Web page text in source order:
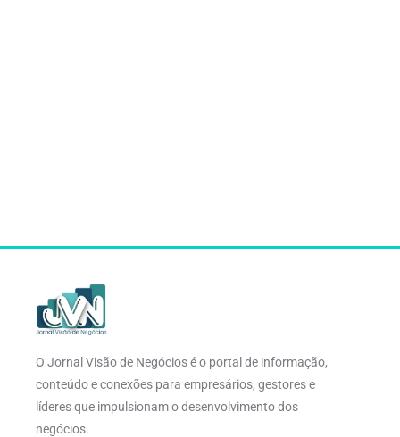
O Jornal Visão de Negócios é o portal de informação,
conteúdo e conexões para empresários, gestores e
líderes que impulsionam o desenvolvimento dos
negócios.